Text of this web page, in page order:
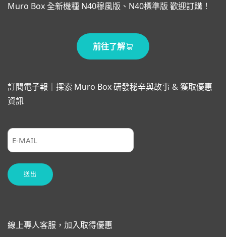
Muro Box 全新機種 N40穆風版、N40標準版 歡迎訂購！
前往了解
訂閱電子報｜探索 Muro Box 研發秘辛與故事 & 獲取優惠
資訊
線上專人客服，加入取得優惠